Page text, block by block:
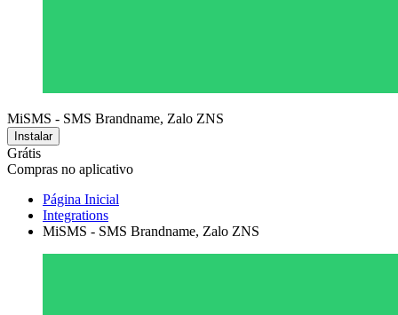
MiSMS - SMS Brandname, Zalo ZNS
Instalar
Grátis
Compras no aplicativo
Página Inicial
Integrations
MiSMS - SMS Brandname, Zalo ZNS